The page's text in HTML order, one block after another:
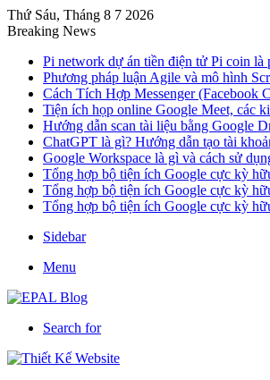
Thứ Sáu, Tháng 8 7 2026
Breaking News
Pi network dự án tiền điện tử Pi coin
Phương pháp luận Agile và mô hình
Cách Tích Hợp Messenger (Facebook
Tiện ích họp online Google Meet, các
Hướng dẫn scan tài liệu bằng Google
ChatGPT là gì? Hướng dẫn tạo tài
Google Workspace là gì và cách sử
Tổng hợp bộ tiện ích Google cực kỳ
Tổng hợp bộ tiện ích Google cực kỳ
Tổng hợp bộ tiện ích Google cực kỳ
Sidebar
Menu
Search for